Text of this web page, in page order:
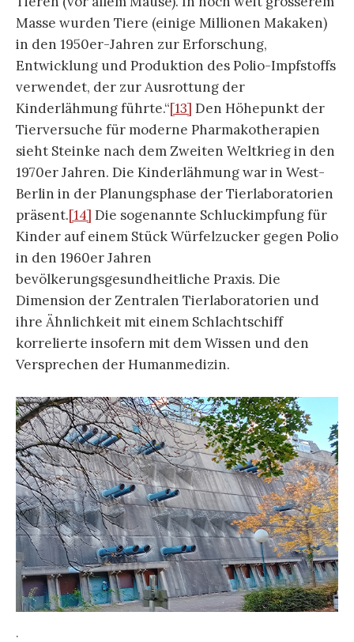
Masse wurden Tiere (einige Millionen Makaken)
in den 1950er-Jahren zur Erforschung,
Entwicklung und Produktion des Polio-Impfstoffs
verwendet, der zur Ausrottung der
Kinderlähmung führte.“[13] Den Höhepunkt der
Tierversuche für moderne Pharmakotherapien
sieht Steinke nach dem Zweiten Weltkrieg in den
1970er Jahren. Die Kinderlähmung war in West-
Berlin in der Planungsphase der Tierlaboratorien
präsent.[14] Die sogenannte Schluckimpfung für
Kinder auf einem Stück Würfelzucker gegen Polio
in den 1960er Jahren
bevölkerungsgesundheitliche Praxis. Die
Dimension der Zentralen Tierlaboratorien und
ihre Ähnlichkeit mit einem Schlachtschiff
korrelierte insofern mit dem Wissen und den
Versprechen der Humanmedizin.
.